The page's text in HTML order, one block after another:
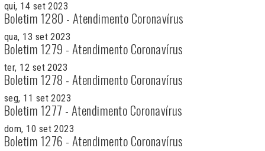
qui, 14 set 2023
Boletim 1280 - Atendimento Coronavírus
qua, 13 set 2023
Boletim 1279 - Atendimento Coronavírus
ter, 12 set 2023
Boletim 1278 - Atendimento Coronavírus
seg, 11 set 2023
Boletim 1277 - Atendimento Coronavírus
dom, 10 set 2023
Boletim 1276 - Atendimento Coronavírus